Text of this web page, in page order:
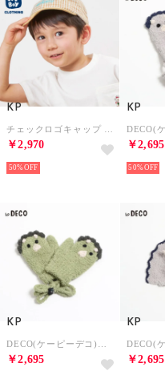
KP
￥2,970
50%
KP
￥2,695
50%
KP
￥2,695
KP
￥2,695